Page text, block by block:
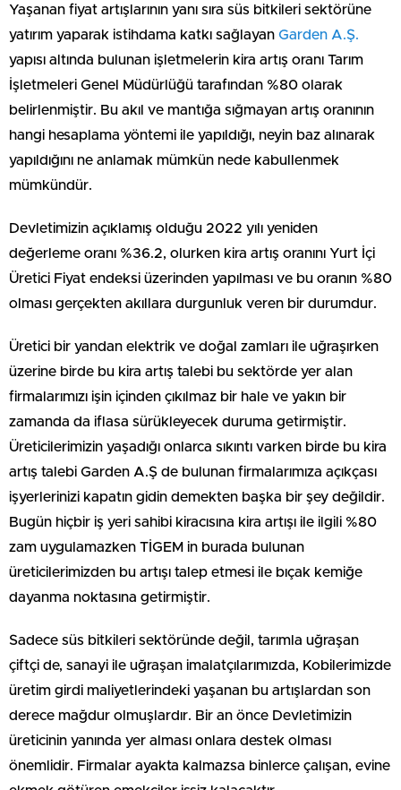
Yaşanan fiyat artışlarının yanı sıra süs bitkileri sektörüne
yatırım yaparak istihdama katkı sağlayan Garden A.Ş.
yapısı altında bulunan işletmelerin kira artış oranı Tarım
İşletmeleri Genel Müdürlüğü tarafından %80 olarak
belirlenmiştir. Bu akıl ve mantığa sığmayan artış oranının
hangi hesaplama yöntemi ile yapıldığı, neyin baz alınarak
yapıldığını ne anlamak mümkün nede kabullenmek
mümkündür.
Devletimizin açıklamış olduğu 2022 yılı yeniden
değerleme oranı %36.2, olurken kira artış oranını Yurt İçi
Üretici Fiyat endeksi üzerinden yapılması ve bu oranın %80
olması gerçekten akıllara durgunluk veren bir durumdur.
Üretici bir yandan elektrik ve doğal zamları ile uğraşırken
üzerine birde bu kira artış talebi bu sektörde yer alan
firmalarımızı işin içinden çıkılmaz bir hale ve yakın bir
zamanda da iflasa sürükleyecek duruma getirmiştir.
Üreticilerimizin yaşadığı onlarca sıkıntı varken birde bu kira
artış talebi Garden A.Ş de bulunan firmalarımıza açıkçası
işyerlerinizi kapatın gidin demekten başka bir şey değildir.
Bugün hiçbir iş yeri sahibi kiracısına kira artışı ile ilgili %80
zam uygulamazken TİGEM in burada bulunan
üreticilerimizden bu artışı talep etmesi ile bıçak kemiğe
dayanma noktasına getirmiştir.
Sadece süs bitkileri sektöründe değil, tarımla uğraşan
çiftçi de, sanayi ile uğraşan imalatçılarımızda, Kobilerimizde
üretim girdi maliyetlerindeki yaşanan bu artışlardan son
derece mağdur olmuşlardır. Bir an önce Devletimizin
üreticinin yanında yer alması onlara destek olması
önemlidir. Firmalar ayakta kalmazsa binlerce çalışan, evine